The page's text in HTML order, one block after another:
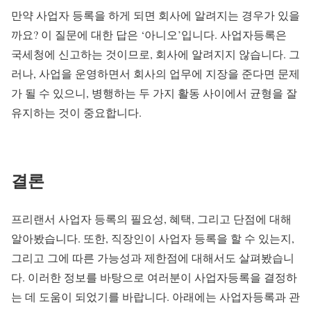
만약 사업자 등록을 하게 되면 회사에 알려지는 경우가 있을
까요? 이 질문에 대한 답은 ‘아니오’입니다. 사업자등록은
국세청에 신고하는 것이므로, 회사에 알려지지 않습니다. 그
러나, 사업을 운영하면서 회사의 업무에 지장을 준다면 문제
가 될 수 있으니, 병행하는 두 가지 활동 사이에서 균형을 잘
유지하는 것이 중요합니다.
결론
프리랜서 사업자 등록의 필요성, 혜택, 그리고 단점에 대해
알아봤습니다. 또한, 직장인이 사업자 등록을 할 수 있는지,
그리고 그에 따른 가능성과 제한점에 대해서도 살펴봤습니
다. 이러한 정보를 바탕으로 여러분이 사업자등록을 결정하
는 데 도움이 되었기를 바랍니다. 아래에는 사업자등록과 관